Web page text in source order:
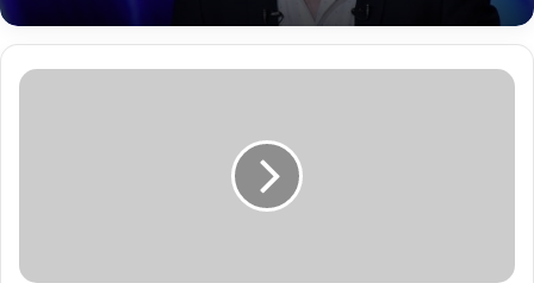
تسليم